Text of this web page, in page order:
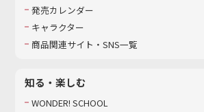
発売カレンダー
キャラクター
商品関連サイト・SNS一覧
知る・楽しむ
WONDER! SCHOOL